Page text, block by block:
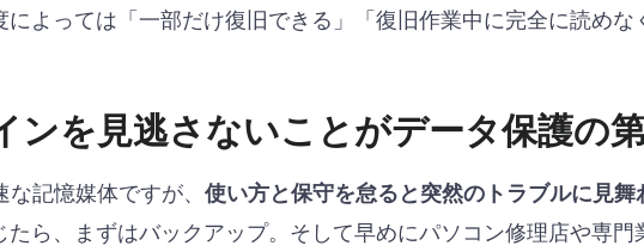
によっては「一部だけ復旧できる」「復旧作業中に完全に読め
ンを見逃さないことがデータ保護の
記憶媒体ですが、 使い方と保守を怠ると突然のトラブルに見舞
たら、まずはバックアップ。そして早めにパソコン修理店や専